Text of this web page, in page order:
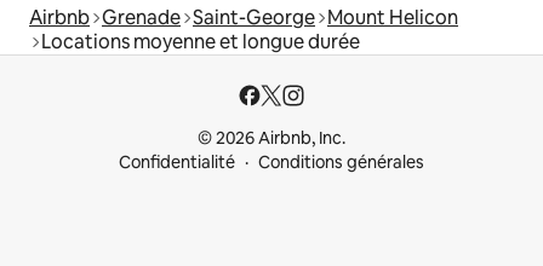
Airbnb Grenade Saint-George Mount Helicon
Locations moyenne et longue durée
© 2026 Airbnb, Inc.
Confidentialité
Conditions générales